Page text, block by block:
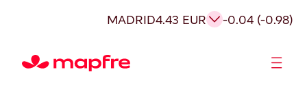
MADRID4.43 EUR -0.04 (-0.98)